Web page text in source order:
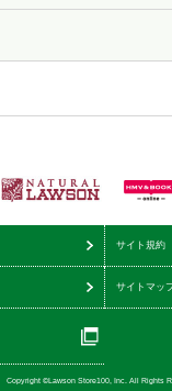
サイト規約
サイトマッ
Copyright ©Lawson Store100, Inc. All Rights